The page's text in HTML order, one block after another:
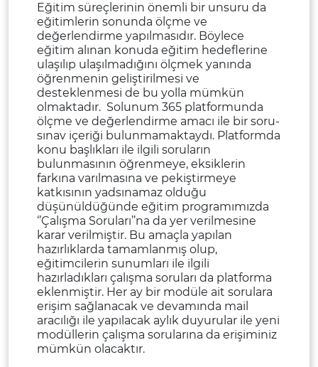
Eğitim süreçlerinin önemli bir unsuru da
eğitimlerin sonunda ölçme ve
değerlendirme yapılmasıdır. Böylece
eğitim alınan konuda eğitim hedeflerine
ulaşılıp ulaşılmadığını ölçmek yanında
öğrenmenin geliştirilmesi ve
desteklenmesi de bu yolla mümkün
olmaktadır. Solunum 365 platformunda
ölçme ve değerlendirme amacı ile bir soru-
sınav içeriği bulunmamaktaydı. Platformda
konu başlıkları ile ilgili soruların
bulunmasının öğrenmeye, eksiklerin
farkına varılmasına ve pekiştirmeye
katkısının yadsınamaz olduğu
düşünüldüğünde eğitim programımızda
‘’Çalışma Soruları’’na da yer verilmesine
karar verilmiştir. Bu amaçla yapılan
hazırlıklarda tamamlanmış olup,
eğitimcilerin sunumları ile ilgili
hazırladıkları çalışma soruları da platforma
eklenmiştir. Her ay bir modüle ait sorulara
erişim sağlanacak ve devamında mail
aracılığı ile yapılacak aylık duyurular ile yeni
modüllerin çalışma sorularına da erişiminiz
mümkün olacaktır.